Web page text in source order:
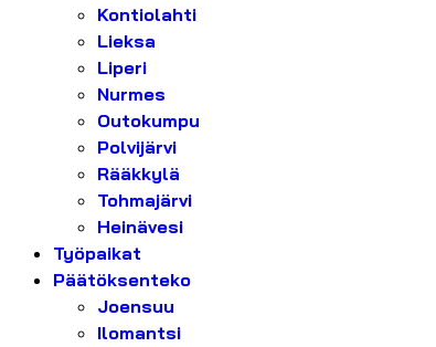
Kontiolahti
Lieksa
Liperi
Nurmes
Outokumpu
Polvijärvi
Rääkkylä
Tohmajärvi
Heinävesi
Työpaikat
Päätöksenteko
Joensuu
Ilomantsi